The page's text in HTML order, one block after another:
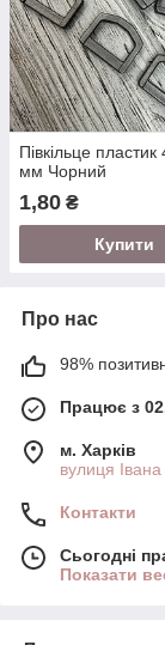
Півкільце пластик
мм Чорний
1,80 ₴
Купити
Про нас
98%
Працює з
м. Харків
вулиця
Контакти
Сьогодні
Показати